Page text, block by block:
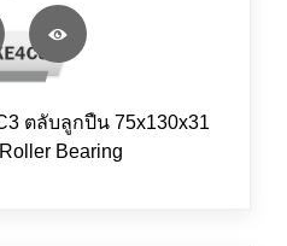
ตลับลูกปืน 75x130x31
Bearing